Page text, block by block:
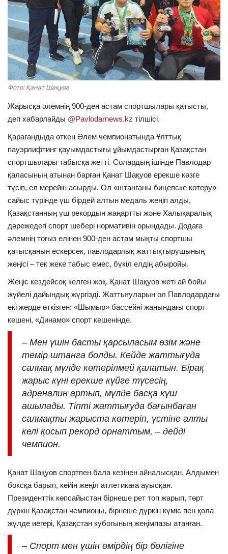
ОЙЫН-САУЫҚ
АРНАЙЫ ЖОБА
OFFICIAL
Тілді тандаңыз
Қазақша Русский
Фото: Қанат Шақуов
Жарысқа әлемнің 900-ден астам спортшылары қатысты,
деп хабарлайды @Pavlodarnews.kz тілшісі.
Қарағандыда өткен Әлем чемпионатында Ұлттық
пауэрлифтинг қауымдастығы ұйымдастырған Қазақстан
спортшылары табысқа жетті. Солардың ішінде Павлодар
қаласының атынан барған Қанат Шақуов ерекше көзге
түсіп, ел мерейін асырды. Ол «штанганы бицепске көтеру»
сайыс түрінде үш бірдей алтын медаль жеңіп алды,
Қазақстанның үш рекордын жаңартты және Халықаралық
дәрежедегі спорт шебері нормативін орындады. Додаға
әлемнің тоғыз елінен 900-ден астам мықты спортшы
қатысқанын ескерсек, павлодарлық жаттықтырушының
жеңісі – тек жеке табыс емес, бүкіл елдің абыройы.
Жеңіс кездейсоқ келген жоқ. Қанат Шақуов жеті ай бойы
жүйелі дайындық жүргізді. Жаттығуларын ол Павлодардағы
екі жерде өткізген: «Шымыр» бассейні жанындағы спорт
кешені, «Динамо» спорт кешенінде.
– Мен үшін басты қарсыласым өзім және
темір штанга болды. Кейде жаттығуда
салмақ мүлде көтерілмей қалатын. Бірақ
жарыс күні ерекше күйге түсесің,
адреналин артып, мүлде басқа күш
ашылады. Тіпті жаттығуда бағынбаған
салмақты жарыста көтеріп, үстіне алты
келі қосып рекорд орнаттым, – дейді
чемпион.
Қанат Шақуов спортпен бала кезінен айналысқан. Алдымен
боксқа барып, кейін жеңіл атлетикаға ауысқан.
Президенттік көпсайыстан бірнеше рет топ жарып, төрт
дүркін Қазақстан чемпионы, бірнеше дүркін күміс пен қола
жүлде иегері, Қазақстан кубогының жеңімпазы атанған.
– Спорт мен үшін өмірдің бір бөлігіне